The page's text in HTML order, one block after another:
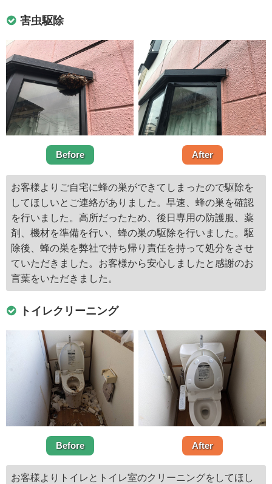
害虫駆除
Before After
お客様よりご自宅に蜂の巣ができてしまったので駆除を
してほしいとご連絡がありました。早速、蜂の巣を確認
を行いました。高所だったため、後日専用の防護服、薬
剤、機材を準備を行い、蜂の巣の駆除を行いました。駆
除後、蜂の巣を弊社で持ち帰り責任を持って処分をさせ
ていただきました。お客様から安心しましたと感謝のお
言葉をいただきました。
トイレクリーニング
Before After
お客様よりトイレとトイレ室のクリーニングをしてほし